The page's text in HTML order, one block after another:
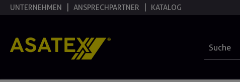
Zur Hauptnavigation springen
UNTERNEHMEN ANSPRECHPARTNER KATALOG